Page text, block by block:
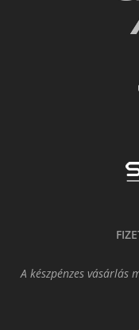
A készpénzes